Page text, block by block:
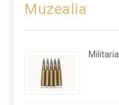
Muzealia
Militaria